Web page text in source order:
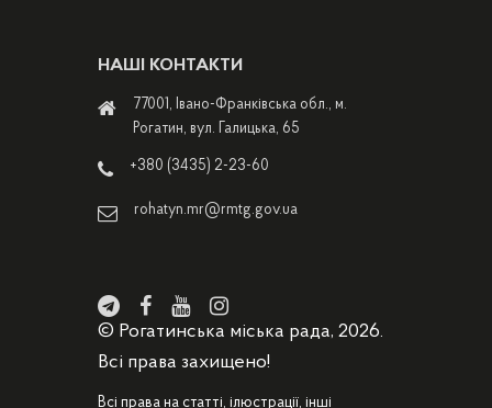
НАШІ КОНТАКТИ
77001, Івано-Франківська обл., м.
Рогатин, вул. Галицька, 65
+380 (3435) 2-23-60
rohatyn.mr@rmtg.gov.ua
© Рогатинська міська рада, 2026.
Всі права захищено!
Всі права на статті, ілюстрації, інші